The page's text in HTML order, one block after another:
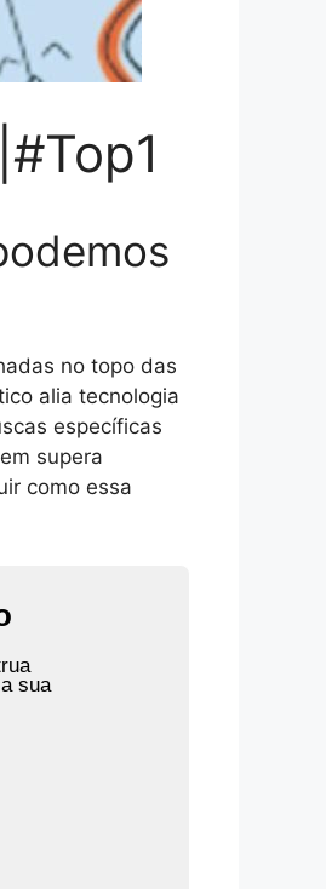
no topo das
alia tecnologia
específicas
supera
como essa
sua